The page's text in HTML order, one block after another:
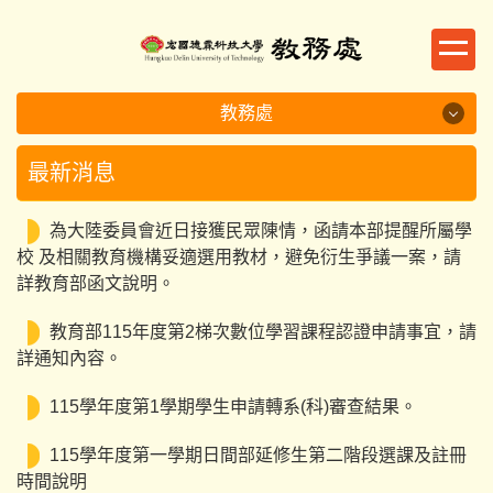
要
容
教務處
教務處
業務執掌
教務規章
學程資訊
選課指南
最新消息
為大陸委員會近日接獲民眾陳情，函請本部提醒所屬學
校 及相關教育機構妥適選用教材，避免衍生爭議一案，請
詳教育部函文說明。
教育部115年度第2梯次數位學習課程認證申請事宜，請
詳通知內容。
115學年度第1學期學生申請轉系(科)審查結果。
115學年度第一學期日間部延修生第二階段選課及註冊
時間說明